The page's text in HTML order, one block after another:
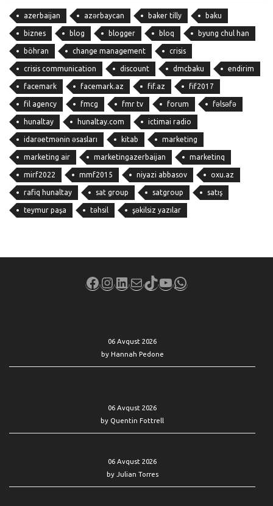
azerbaijan azərbaycan baker tilly baku
biznes blog blogger bloq byung chul han
böhran change management crisis
crisis communication discount dmcbaku endirim
facemark facemark.az fif.az fif2017
fil agency fmcg fmr tv forum fəlsəfə
hunaltay hunaltay.com ictimai radio
idarəetmənin əsasları kitab marketing
marketing air marketingazerbaijan marketinq
mirf2022 mmf2015 niyazi abbasov oxu.az
rafiq hunaltay sat group satgroup satış
teymur paşa təhsil şəkilsiz yazılar
Facebook
Instagram
LinkedIn
MailTikTok
YouTube
WhatsApp
06 Avqust 2026
by Hannah Pedone
06 Avqust 2026
by Quentin Fottrell
06 Avqust 2026
by Julian Torres